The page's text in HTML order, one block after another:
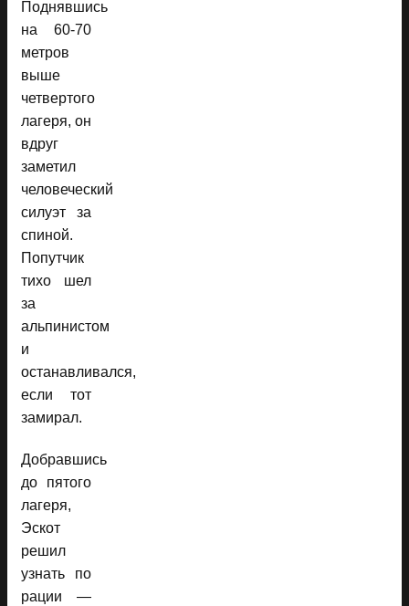
Поднявшись
на 60-70
метров
выше
четвертого
лагеря, он
вдруг
заметил
человеческий
силуэт за
спиной.
Попутчик
тихо шел
за
альпинистом
и
останавливался,
если тот
замирал.
Добравшись
до пятого
лагеря,
Эскот
решил
узнать по
рации —